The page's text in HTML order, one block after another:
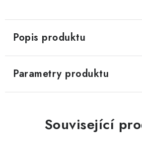
Popis produktu
Parametry produktu
Související